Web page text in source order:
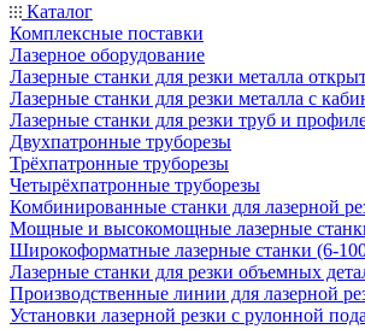
Каталог
Комплексные поставки
Лазерное оборудование
Лазерные станки для резки металла
Лазерные станки для резки металла с
Лазерные станки для резки труб и
Двухпатронные труборезы
Трёхпатронные труборезы
Четырёхпатронные труборезы
Комбинированные станки для лазерной
Мощные и высокомощные лазерные
Широкоформатные лазерные станки (6-
Лазерные станки для резки объемных
Производственные линии для лазерной
Установки лазерной резки с рулонной